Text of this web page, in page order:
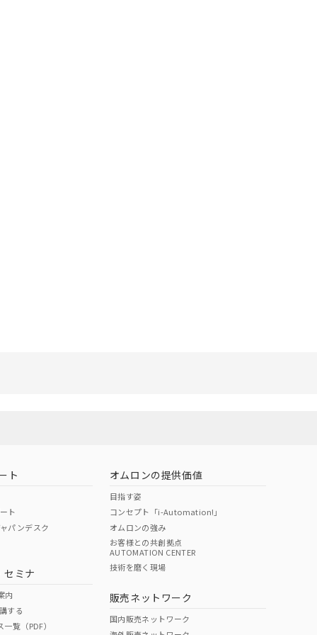
ト
ト
パンデスク
セミナ
内
する
覧（PDF）
オムロンの提供価値
目指す姿
コンセプト「i-Automation!」
オムロンの強み
お客様との共創拠点
AUTOMATION CENTER
技術を磨く現場
販売ネットワーク
国内販売ネットワーク